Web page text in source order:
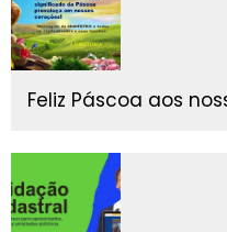
Feliz Páscoa aos